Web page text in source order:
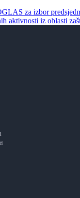
za izbor
aktivnosti iz oblasti